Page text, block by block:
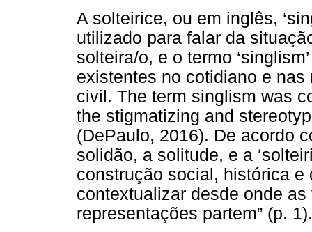
A solteirice, ou em inglês,
utilizado para falar da
solteira/o, e o termo
existentes no cotidiano e
civil. The term singlism was
the stigmatizing and
(DePaulo, 2016). De acordo
solidão, a solitude, e a
construção social, histórica
contextualizar desde onde
representações partem” (p. 1).